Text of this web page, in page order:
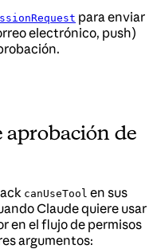
para enviar
electrónico, push)
aprobación de
canUseTool en sus
Claude quiere usar
en el flujo de permisos
argumentos: